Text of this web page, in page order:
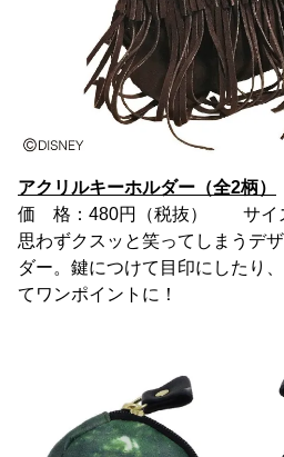
アクリルキーホルダー（全2柄）
価 格：480円（税抜） サイ
思わずクスッと笑ってしまうデ
ダー。鍵につけて目印にしたり
てワンポイントに！